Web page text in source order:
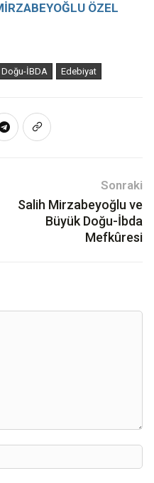
ÖZEL
İBDA Edebiyat
Sonraki
Salih Mirzabeyoğlu ve
Büyük Doğu-İbda
Mefkûresi